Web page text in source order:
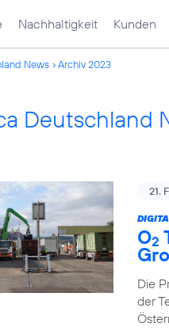
Nachhaltigkeit Kunden
News Archiv 2023
Deutschland
21.
O2
Die
der